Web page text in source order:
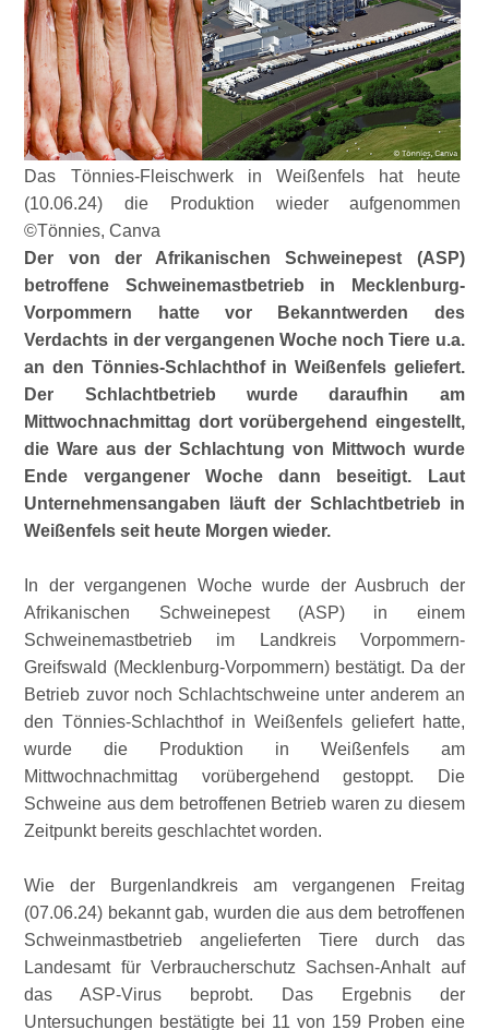
Das Tönnies-Fleischwerk in Weißenfels hat heute
(10.06.24) die Produktion wieder aufgenommen
©Tönnies, Canva
Der von der Afrikanischen Schweinepest (ASP)
betroffene Schweinemastbetrieb in Mecklenburg-
Vorpommern hatte vor Bekanntwerden des
Verdachts in der vergangenen Woche noch Tiere u.a.
an den Tönnies-Schlachthof in Weißenfels geliefert.
Der Schlachtbetrieb wurde daraufhin am
Mittwochnachmittag dort vorübergehend eingestellt,
die Ware aus der Schlachtung von Mittwoch wurde
Ende vergangener Woche dann beseitigt. Laut
Unternehmensangaben läuft der Schlachtbetrieb in
Weißenfels seit heute Morgen wieder.
In der vergangenen Woche wurde der Ausbruch der
Afrikanischen Schweinepest (ASP) in einem
Schweinemastbetrieb im Landkreis Vorpommern-
Greifswald (Mecklenburg-Vorpommern) bestätigt. Da der
Betrieb zuvor noch Schlachtschweine unter anderem an
den Tönnies-Schlachthof in Weißenfels geliefert hatte,
wurde die Produktion in Weißenfels am
Mittwochnachmittag vorübergehend gestoppt. Die
Schweine aus dem betroffenen Betrieb waren zu diesem
Zeitpunkt bereits geschlachtet worden.
Wie der Burgenlandkreis am vergangenen Freitag
(07.06.24) bekannt gab, wurden die aus dem betroffenen
Schweinmastbetrieb angelieferten Tiere durch das
Landesamt für Verbraucherschutz Sachsen-Anhalt auf
das ASP-Virus beprobt. Das Ergebnis der
Untersuchungen bestätigte bei 11 von 159 Proben eine